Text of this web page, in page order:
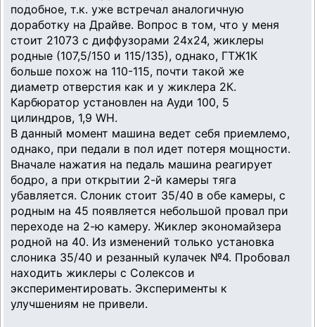
подобное, т.к. уже встречал аналогичную
доработку на Драйве. Вопрос в том, что у меня
стоит 21073 с диффузорами 24х24, жиклеры
родные (107,5/150 и 115/135), однако, ГТЖ1К
больше похож на 110-115, почти такой же
диаметр отверстия как и у жиклера 2К.
Карбюратор установлен на Ауди 100, 5
цилиндров, 1,9 WH.
В данный момент машина ведет себя приемлемо,
однако, при педали в пол идет потеря мощности.
Вначале нажатия на педаль машина реагирует
бодро, а при открытии 2-й камеры тяга
убавляется. Слоник стоит 35/40 в обе камеры, с
родным на 45 появляется небольшой провал при
переходе на 2-ю камеру. Жиклер экономайзера
родной на 40. Из изменений только установка
слоника 35/40 и резанный кулачек №4. Пробовал
находить жиклеры с Солексов и
экспериментировать. Эксперименты к
улучшениям не привели.